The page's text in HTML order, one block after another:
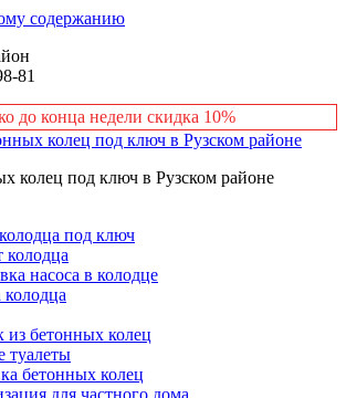
содержанию
81
до конца недели скидка 10%
колец под ключ в Рузском районе
под ключ
колодца
насоса в колодце
колодца
из бетонных колец
туалеты
бетонных колец
для частного дома